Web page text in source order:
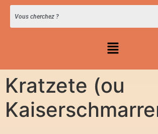
Kratzete (ou